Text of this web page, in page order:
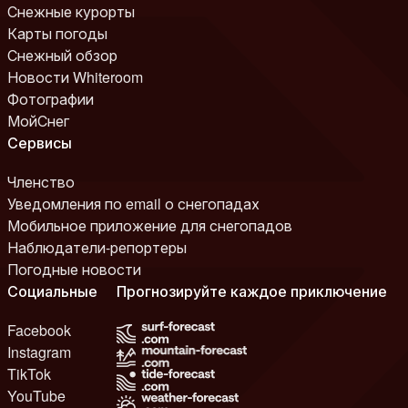
Снежные курорты
Карты погоды
Снежный обзор
Новости Whiteroom
Фотографии
МойСнег
Сервисы
Членство
Уведомления по email о снегопадах
Мобильное приложение для снегопадов
Наблюдатели-репортеры
Погодные новости
Социальные
Facebook
Instagram
TikTok
YouTube
Прогнозируйте каждое приключение